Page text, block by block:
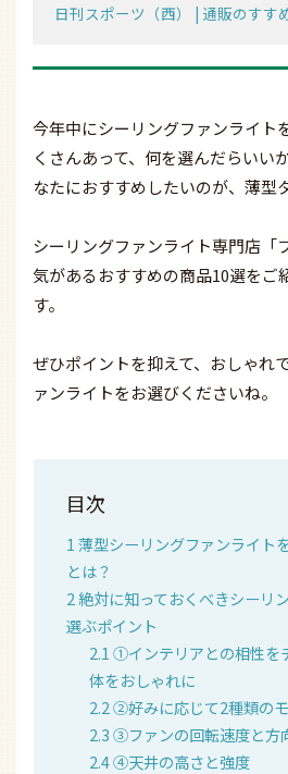
日刊スポーツ（西） | 通販のすす
今年中にシーリングファンライト
くさんあって、何を選んだらい
なたにおすすめしたいのが、薄型
シーリングファンライト専門店「
気があるおすすめの商品10選をご
す。
ぜひポイントを抑えて、おしゃれ
ァンライトをお選びくださいね。
目次
1 薄型シーリングファンライト
とは？
2絶対に知っておくべきシーリ
選ぶポイント
2.1 ①インテリアとの相性を
体をおしゃれに
2.2②好みに応じて2種類の
2.3③ファンの回転速度と方
2.4④天井の高さと強度